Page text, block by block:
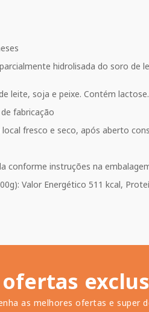
hidrolisada do soro
leite, soja e peixe. Contém lactose.
fabricação
fresco e seco, após aberto
conforme instruções na
Valor Energético 511 kcal,
ofertas
as melhores ofertas e super